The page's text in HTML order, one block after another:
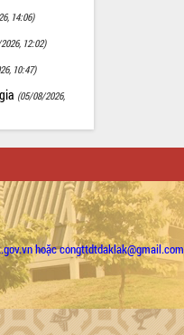
14:06)
12:02)
10:47)
(05/08/2026,
hoặc congttdtdaklak@gmail.com